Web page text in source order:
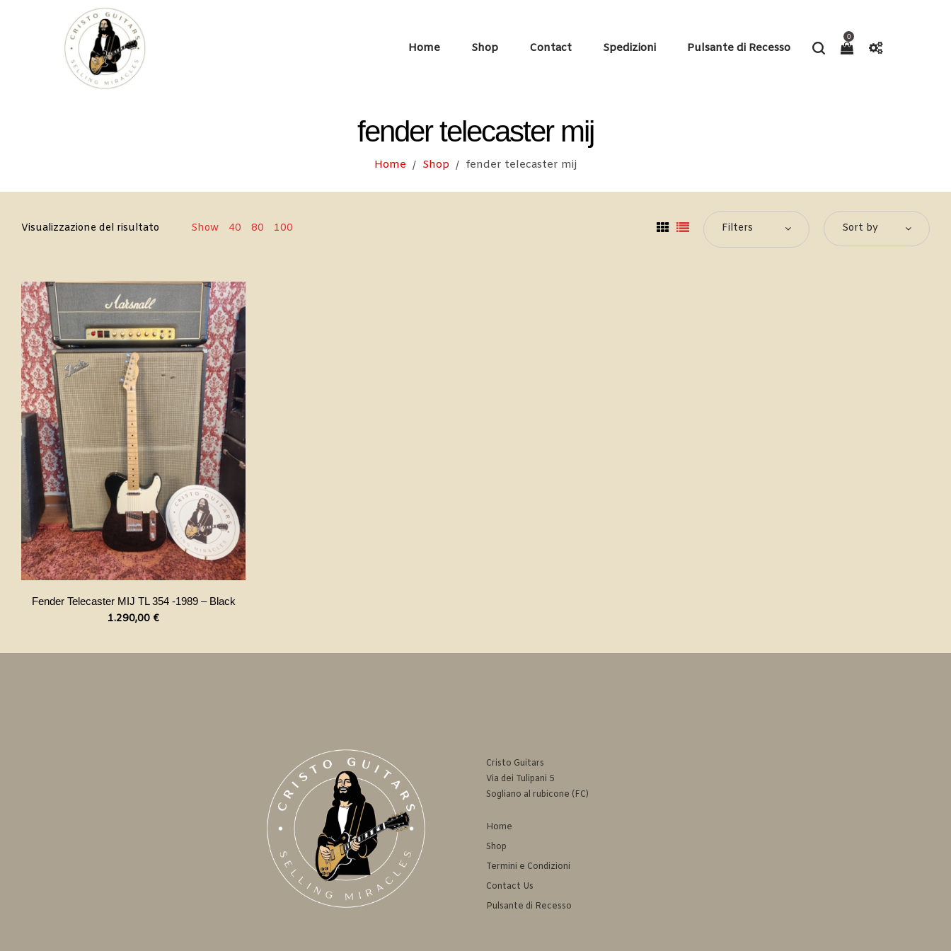
0
Home Shop Contact Spedizioni Pulsante di Recesso
fender telecaster mij
Home / Shop / fender telecaster mij
Visualizzazione del risultato Show 40 80 100 Filters Sort by
Fender Telecaster MIJ TL 354 -1989 – Black
1.290,00 €
Cristo Guitars
Via dei Tulipani 5
Sogliano al rubicone (FC)
Home
Shop
Termini e Condizioni
Contact Us
Pulsante di Recesso